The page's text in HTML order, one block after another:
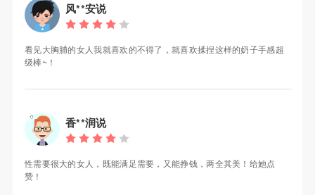
风**安说
看见大胸脯的女人我就喜欢的不得了，就喜欢揉捏这样的奶子手感超
级棒~！
香**润说
性需要很大的女人，既能满足需要，又能挣钱，两全其美！给她点
赞！